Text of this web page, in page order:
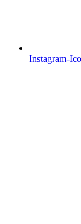
Instagram-